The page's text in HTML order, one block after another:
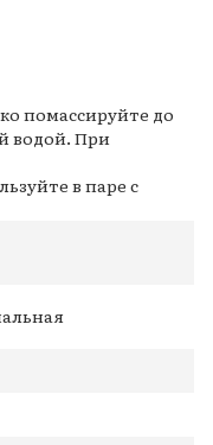
помассируйте до
водой. При
в паре с